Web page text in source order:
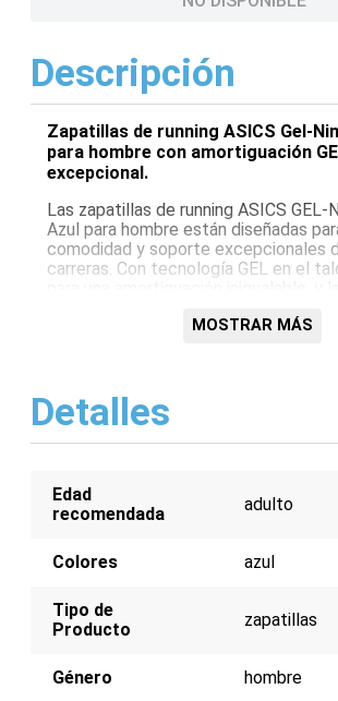
Descripción
Zapatillas de running ASICS Gel-
para hombre con amortiguación
excepcional.
Las zapatillas de running ASICS GEL-
Azul para hombre están diseñadas
comodidad y soporte excepcionales
carreras. Con tecnología GEL en el
estas zapatillas te impulsarán hacia
mejorada.
Características:
Espuma FlyteFoam Propel para
receptiva
Suela exterior AHAR+ para
MOSTRAR MÁS
Detalles
Edad
recomendada
adulto
Colores azul
Tipo de
Producto
zapatillas
Género hombre